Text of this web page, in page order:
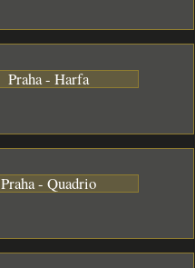
Praha - Harfa
Praha - Quadrio